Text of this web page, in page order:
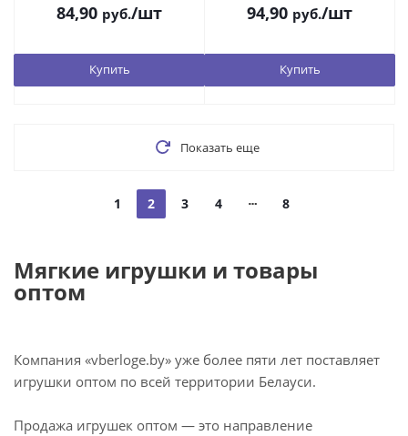
84,90 руб./шт
Купить
94,90 руб./шт
Купить
Показать еще
1 2 3 4 8
Мягкие игрушки и товары
оптом
Компания «vberloge.by» уже более пяти лет поставляет
игрушки оптом по всей территории Белауси.
Продажа игрушек оптом — это направление